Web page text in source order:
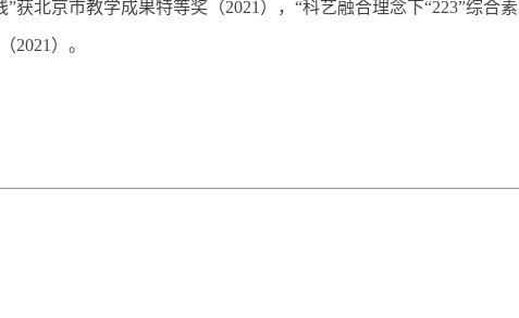
北京市教学成果特等奖（2021），“科艺融合理念下“223”综合
2021）。